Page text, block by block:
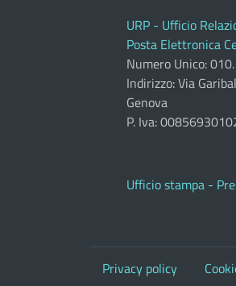
URP - Ufficio
Posta Elettronica
Numero Unico:
Indirizzo: Via
Genova
P. Iva:
Ufficio stampa -
Privacy policy